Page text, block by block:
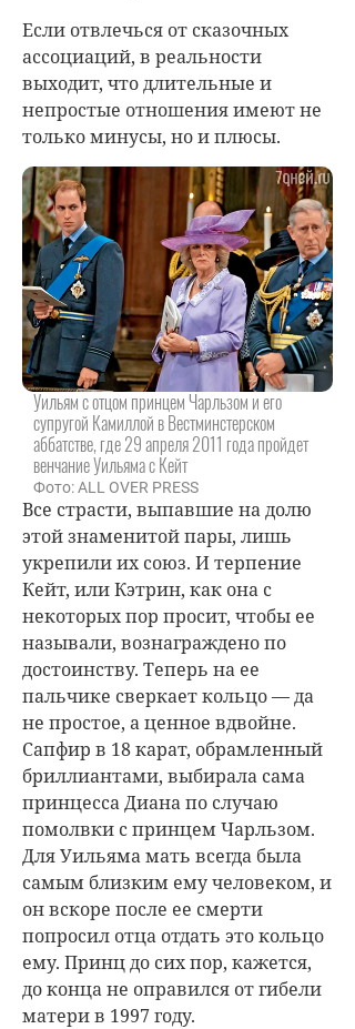
Если отвлечься от сказочных
ассоциаций, в реальности
выходит, что длительные и
непростые отношения имеют не
только минусы, но и плюсы.
Уильям с отцом принцем Чарльзом и его
супругой Камиллой в Вестминстерском
аббатстве, где 29 апреля 2011 года пройдет
венчание Уильяма с Кейт
Фото: ALL OVER PRESS
Все страсти, выпавшие на долю
этой знаменитой пары, лишь
укрепили их союз. И терпение
Кейт, или Кэтрин, как она с
некоторых пор просит, чтобы ее
называли, вознаграждено по
достоинству. Теперь на ее
пальчике сверкает кольцо — да
не простое, а ценное вдвойне.
Сапфир в 18 карат, обрамленный
бриллиантами, выбирала сама
принцесса Диана по случаю
помолвки с принцем Чарльзом.
Для Уильяма мать всегда была
самым близким ему человеком, и
он вскоре после ее смерти
попросил отца отдать это кольцо
ему. Принц до сих пор, кажется,
до конца не оправился от гибели
матери в 1997 году.